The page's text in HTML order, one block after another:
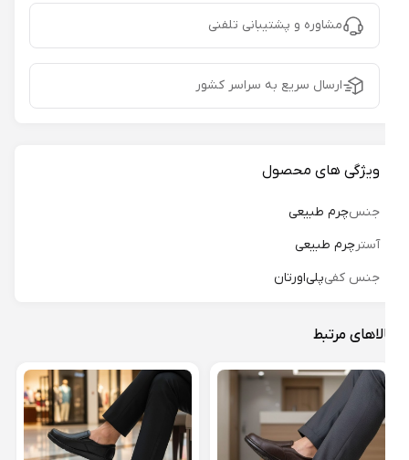
مشاوره و پشتیبانی تلفنی
ارسال سریع به سراسر کشور
ویژگی های محصول
جنسچرم طبیعی
آسترچرم طبیعی
جنس کفی پلی‌اورتان
مرتبط